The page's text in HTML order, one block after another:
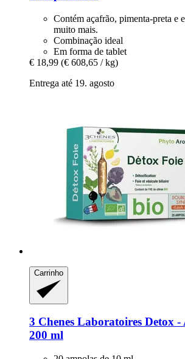
Contém açafrão, pimenta-preta e
muito mais.
Combinação ideal
Em forma de tablet
€ 18,99 (€ 608,65 / kg)
Entrega até 19. agosto
Carrinho
3 Chenes Laboratoires Detox -​
200 ml